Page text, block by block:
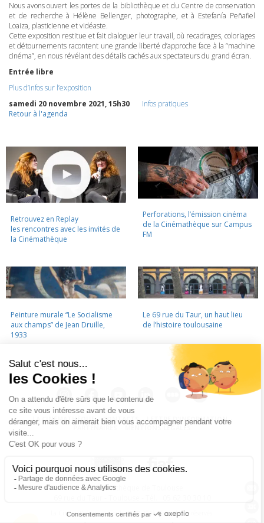
Nous avons ouvert les portes de la bibliothèque et du Centre de conservation
et de recherche à Hélène Bellenger, photographe, et à Estefanía Peñafiel
Loaiza, plasticienne et vidéaste.
Cette exposition restitue et fait dialoguer leur travail, où recadrages, coloriages
et détournements racontent une grande liberté d’approche face à la “machine
cinéma”, en nous révélant des détails cachés aux spectateurs du grand écran.
Entrée libre
Plus d’infos sur l’exposition
samedi 20 novembre 2021, 15h30
Infos pratiques
Retour à l'agenda
Retrouvez en Replay
les rencontres avec les invités de
la Cinémathèque
Perforations, l’émission cinéma
de la Cinémathèque sur Campus
FM
Peinture murale “Le Socialisme
aux champs” de Jean Druille,
1933
Le 69 rue du Taur, un haut lieu
de l’histoire toulousaine
LA CINÉMATHÈQUE · CONTACTS · LETTRE D'INFORMATION ·
MENTIONS LÉGALES
La Cinémathèque de Toulouse
La Cinémathèque de Toulouse © 2015. Tous droits réservés.